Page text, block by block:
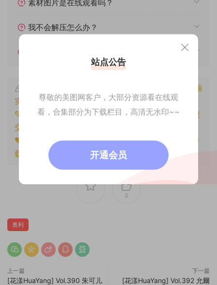
素材图片是在线观看吗？
我不会解压怎么办？
本文资源仅供个人参考学习，请勿批量搬运，一经核
实将封禁账号权限！
💚本文资源均来源网友分享，若侵犯了您的权益可以提
交工单处理。
🧡原文链接：https://www.znjfg.com/3546.html
，转
载请注明出处。
0
奥利
上一篇
[花漾HuaYang] Vol.390 朱可儿
下一篇
[花漾HuaYang] Vol.392 允爾
站点公告
尊敬的美图网客户，大部分资源看在线观
看，合集部分为下载栏目，高清无水印~~
开通会员